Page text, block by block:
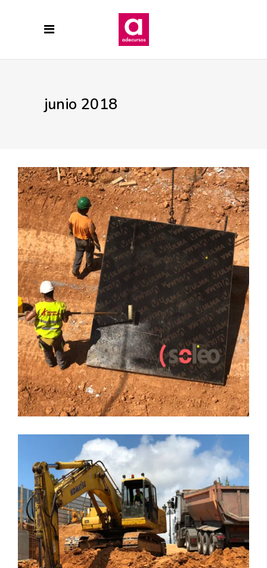
junio 2018
29 JUNIO, 2018
CONSTRUCCION EDIFICIO SOLEO PRADO DE LA VEGA
Vísteme despacio que tengo
prisa, Edificio Soleo
LEER MÁS
CONSTRUCCION EDIFICIO SOLEO PRADO DE LA VEGA
Sótano -2, Edificio Soleo
LEER MÁS